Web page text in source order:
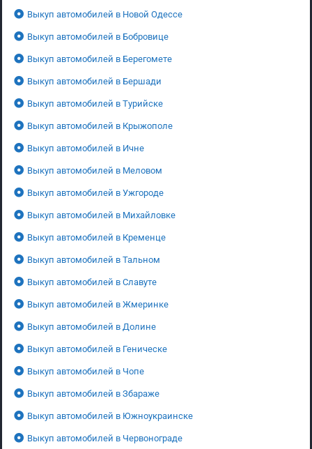
Выкуп автомобилей в Новой Одессе
Выкуп автомобилей в Бобровице
Выкуп автомобилей в Берегомете
Выкуп автомобилей в Бершади
Выкуп автомобилей в Турийске
Выкуп автомобилей в Крыжополе
Выкуп автомобилей в Ичне
Выкуп автомобилей в Меловом
Выкуп автомобилей в Ужгороде
Выкуп автомобилей в Михайловке
Выкуп автомобилей в Кременце
Выкуп автомобилей в Тальном
Выкуп автомобилей в Славуте
Выкуп автомобилей в Жмеринке
Выкуп автомобилей в Долине
Выкуп автомобилей в Геническе
Выкуп автомобилей в Чопе
Выкуп автомобилей в Збараже
Выкуп автомобилей в Южноукраинске
Выкуп автомобилей в Червонограде